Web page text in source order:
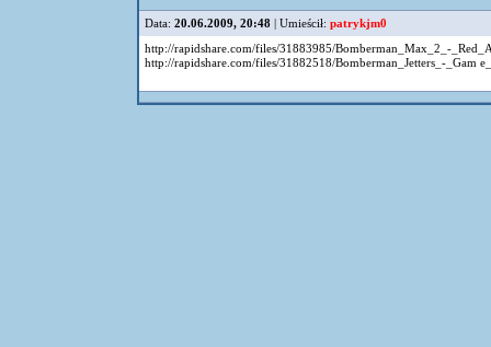
Data: 20.06.2009, 20:48 | Umieścił: patrykjm0
http://rapidshare.com/files/31883985/Bomberman_Max_2_-
http://rapidshare.com/files/31882518/Bomberman_Jetters_-_Gam